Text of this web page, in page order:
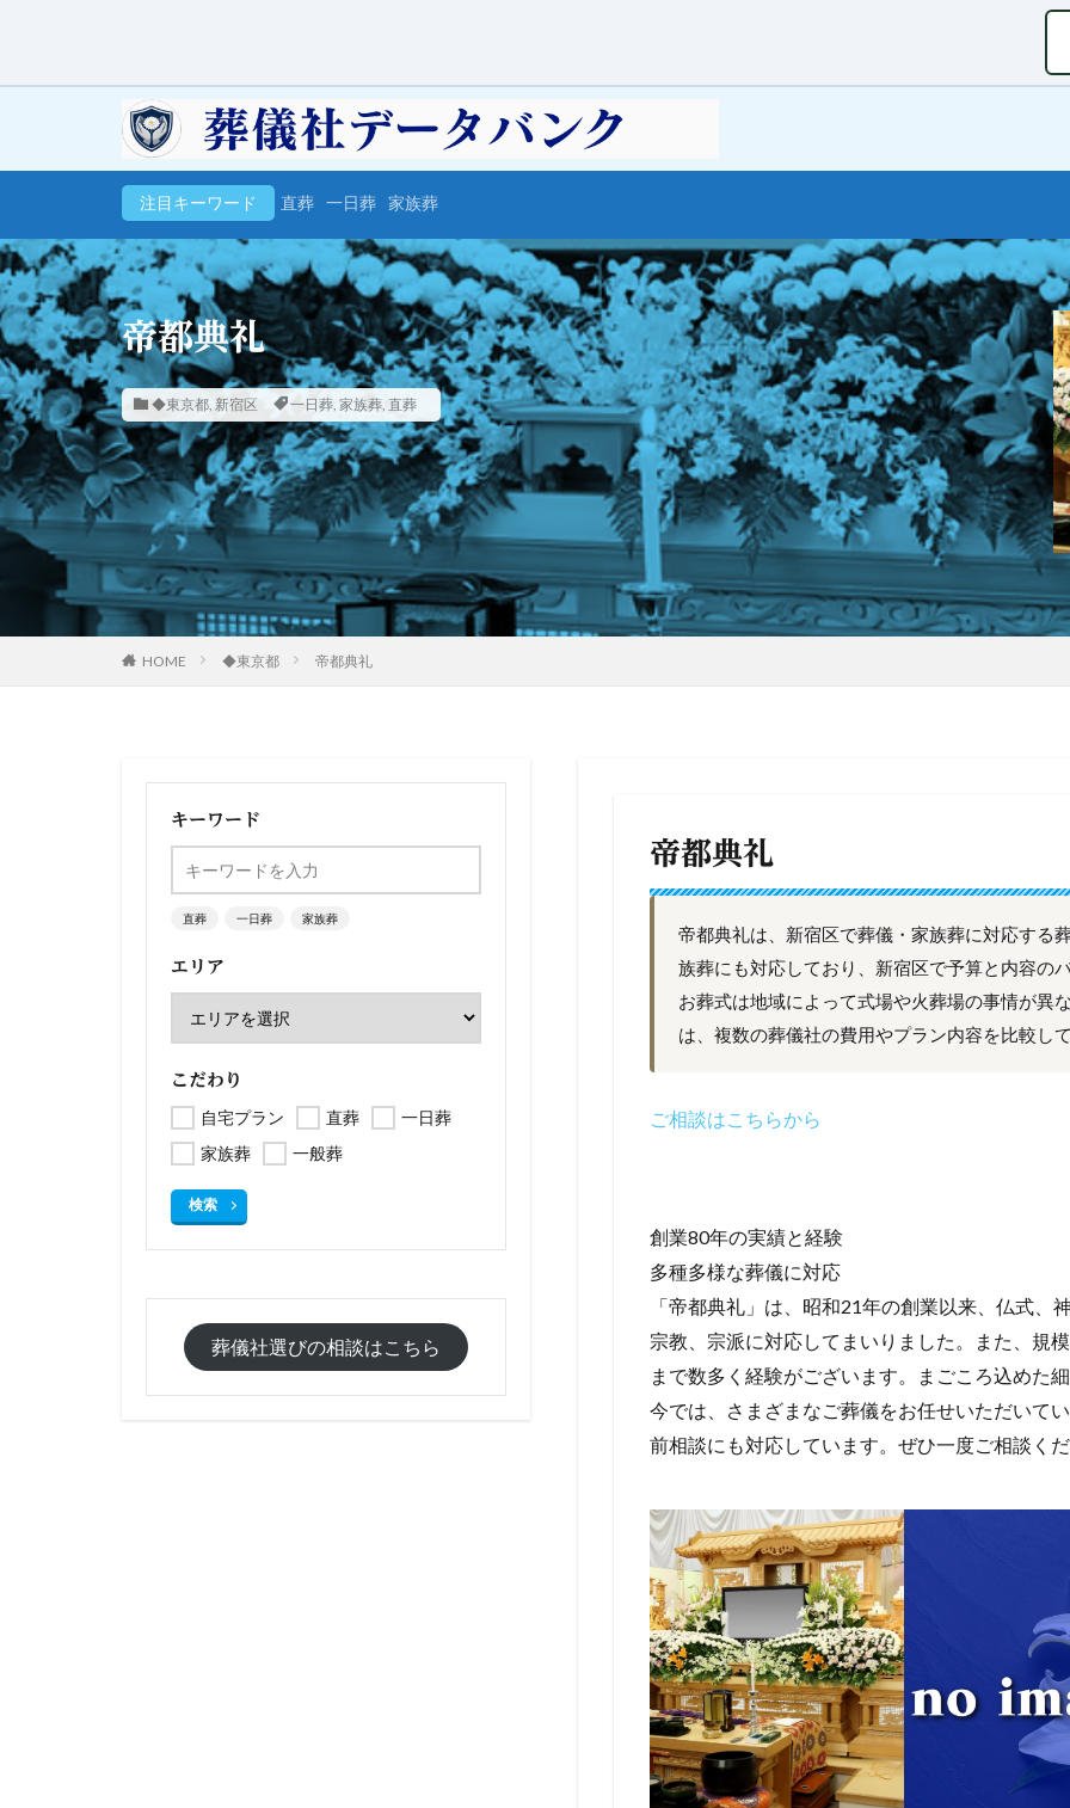
注目キーワード 直葬 一日葬 家族葬
帝都典礼
◆東京都, 新宿区 一日葬, 家族葬, 直葬
HOME ◆東京都 帝都典礼
帝都典礼
帝都典礼は、新宿区で葬儀・家族葬に対応する
族葬にも対応しており、新宿区で予算と内容の
お葬式は地域によって式場や火葬場の事情が異
は、複数の葬儀社の費用やプラン内容を比較し
ご相談はこちらから
創業80年の実績と経験
多種多様な葬儀に対応
「帝都典礼」は、昭和21年の創業以来、仏式、
宗教、宗派に対応してまいりました。また、規
まで数多く経験がございます。まごころ込めた
今では、さまざまなご葬儀をお任せいただいて
前相談にも対応しています。ぜひ一度ご相談く
キーワード
直葬 一日葬 家族葬
エリア
こだわり
自宅プラン 直葬
一日葬
家族葬
一般葬
検索
葬儀社選びの相談はこちら